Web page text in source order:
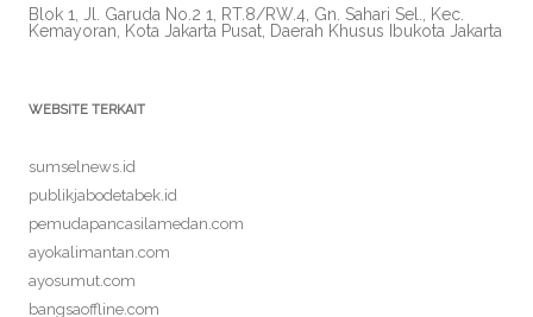
Blok 1, Jl. Garuda No.2 1, RT.8/RW.4, Gn. Sahari Sel., Kec.
Kemayoran, Kota Jakarta Pusat, Daerah Khusus Ibukota Jakarta
WEBSITE TERKAIT
sumselnews.id
publikjabodetabek.id
pemudapancasilamedan.com
ayokalimantan.com
ayosumut.com
bangsaoffline.com